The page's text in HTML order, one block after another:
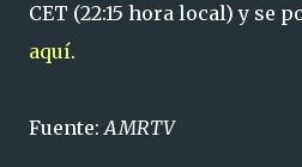
CET (22:15 hora local) y se
aquí.
Fuente:AMRTV